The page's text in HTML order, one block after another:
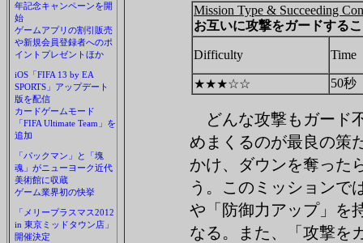
年記念キャンペーンを開
始
ゲームアプリの割引販売
や新規会員登録者へのポ
イントプレゼントほか
iOS「FIFA 13 by EA
SPORTS」アップデート
版を配信
カードゲームモード
「FIFA Ultimate Team」を
追加
「パックマン」と「塊
魂」がニューヨーク近代
美術館に収蔵
ゲーム業界初の快挙
「メリープラスマス2012
in 東京ミッドタウン店」
開催決定
Mission Type & Succeeding
お互いに攻撃をガードする
Difficulty Time
★★★☆☆ 50秒
どんな攻撃もガード
めまくるのが最良の策
かけ、ダウンを奪った
う。このミッションで
や「防御力アップ」を
なる。また、「攻撃を